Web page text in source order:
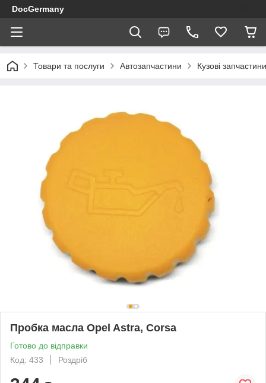
DocGermany
Товари та послуги Автозапчастини Кузові запчастини
Пробка масла Opel Astra, Corsa
Готово до відправки
Код: 433
Роздріб